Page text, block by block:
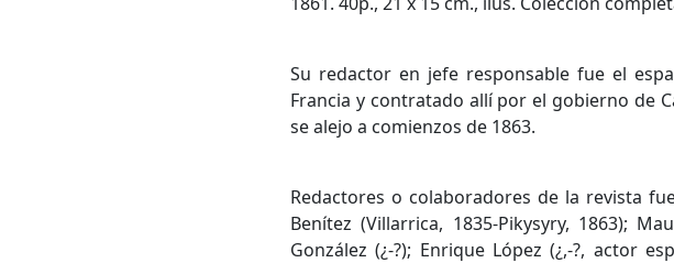
Su redactor en jefe responsable fue el
Francia y contratado allí por el gobierno de
se alejo a comienzos de 1863.
Redactores o colaboradores de la revista
Benítez (Villarrica, 1835-Pikysyry, 1863);
González (¿-?); Enrique López (¿,-?, actor